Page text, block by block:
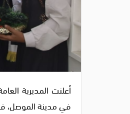
أعلنت المديرية
في مدينة الموصل،